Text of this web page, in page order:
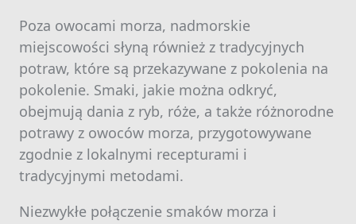
Poza owocami morza, nadmorskie
miejscowości słyną również z tradycyjnych
potraw, które są przekazywane z pokolenia na
pokolenie. Smaki, jakie można odkryć,
obejmują dania z ryb, róże, a także różnorodne
potrawy z owoców morza, przygotowywane
zgodnie z lokalnymi recepturami i
tradycyjnymi metodami.
Niezwykłe połączenie smaków morza i